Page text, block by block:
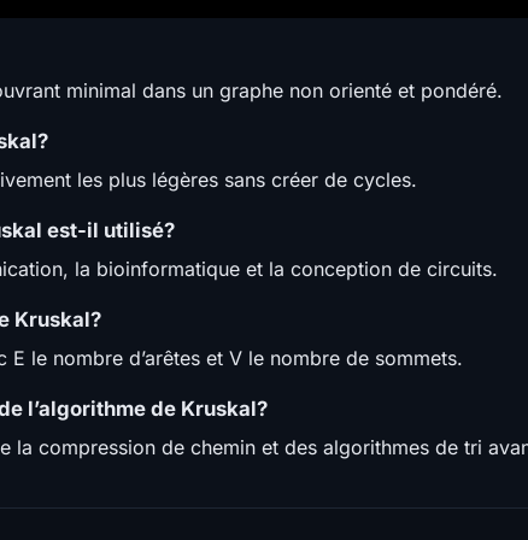
minimal dans un graphe non orienté et pondéré.
les plus légères sans créer de cycles.
est-il utilisé?
la bioinformatique et la conception de circuits.
Kruskal?
le nombre d’arêtes et V le nombre de sommets.
l’algorithme de Kruskal?
la compression de chemin et des algorithmes de tri